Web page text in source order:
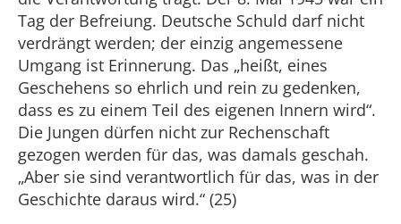
Tag der Befreiung. Deutsche Schuld darf nicht
verdrängt werden; der einzig angemessene
Umgang ist Erinnerung. Das „heißt, eines
Geschehens so ehrlich und rein zu gedenken,
dass es zu einem Teil des eigenen Innern wird“.
Die Jungen dürfen nicht zur Rechenschaft
gezogen werden für das, was damals geschah.
„Aber sie sind verantwortlich für das, was in der
Geschichte daraus wird.“ (25)